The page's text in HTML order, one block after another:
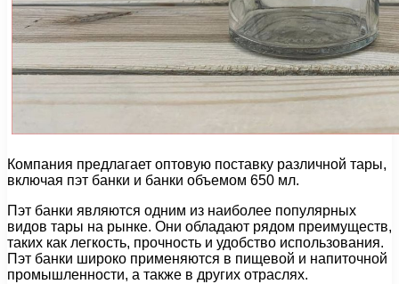
Компания предлагает оптовую поставку различной тары,
включая пэт банки и банки объемом 650 мл.
Пэт банки являются одним из наиболее популярных
видов тары на рынке. Они обладают рядом преимуществ,
таких как легкость, прочность и удобство использования.
Пэт банки широко применяются в пищевой и напиточной
промышленности, а также в других отраслях.